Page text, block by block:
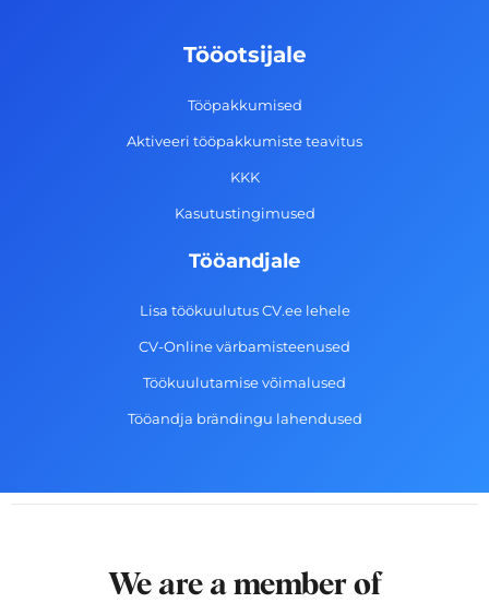
-
g
r
a
m
d
i
n
Tööotsijale
Tööpakkumised
Aktiveeri tööpakkumiste teavitus
KKK
Kasutustingimused
Tööandjale
Lisa töökuulutus CV.ee lehele
CV-Online värbamisteenused
Töökuulutamise võimalused
Tööandja brändingu lahendused
We are a member of